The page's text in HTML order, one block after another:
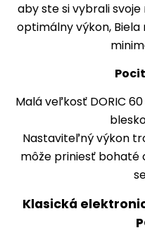
aby ste si vybrali
optimálny výkon,
Malá veľkosť DORIC
Nastaviteľný výkon
môže priniesť bohaté
Klasická